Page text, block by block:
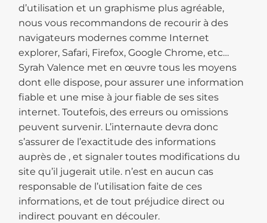
d’utilisation et un graphisme plus agréable,
nous vous recommandons de recourir à des
navigateurs modernes comme Internet
explorer, Safari, Firefox, Google Chrome, etc…
Syrah Valence met en œuvre tous les moyens
dont elle dispose, pour assurer une information
fiable et une mise à jour fiable de ses sites
internet. Toutefois, des erreurs ou omissions
peuvent survenir. L’internaute devra donc
s’assurer de l’exactitude des informations
auprès de , et signaler toutes modifications du
site qu’il jugerait utile. n’est en aucun cas
responsable de l’utilisation faite de ces
informations, et de tout préjudice direct ou
indirect pouvant en découler.